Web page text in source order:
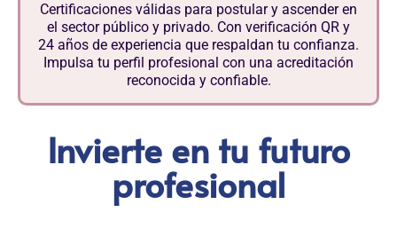
Certificaciones válidas para postular y ascender en
el sector público y privado. Con verificación QR y
24 años de experiencia que respaldan tu confianza.
Impulsa tu perfil profesional con una acreditación
reconocida y confiable.
Invierte en tu futuro
profesional